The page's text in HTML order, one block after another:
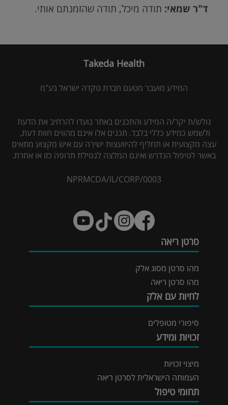
ד"ר שמאי: תודה מיכל, תודה שהזמנתם אותי.
Takeda Health
המידע מועבר מטעם חברת טקדה ישראל בע"מ
גולש/ת יקר/ה המידע והתכנים באתר נועדו להרחיב את הדעת
ולשמש כמידע כללי בלבד. תכנים אלו אינם מהווים חוות דעת,
עצה מקצועית או תחליף להיוועצות ישירה עם איש מקצוע מתאים
באשר לטיפול הנדרש ואינם המלצה לנטילת תרופה כזו או אחרת.
NPRMCDA/IL/CORP/0003
סרטן ריאה
מהו סרטן מסוג אלק
מהו סרטן ריאה
לחיות עם אלק
סיפורי מטופלים
זכויות ומידע
מיצוי זכויות
העמותה הישראלית לסרטן ריאה
תחומי טיפול